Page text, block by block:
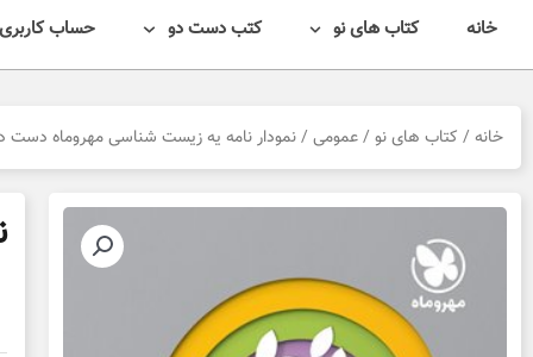
خانه کتاب های نو کتب دست دو حساب کاربری
خانه / کتاب های نو /عمومی / نمودار نامه یه زیست شناسی مهروماه دست